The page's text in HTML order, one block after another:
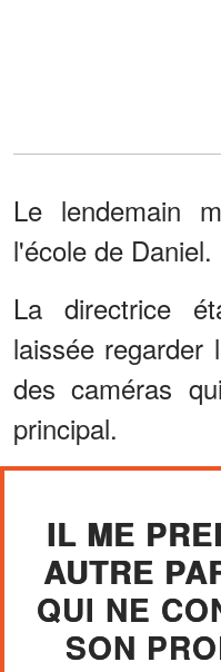
Le lendemain
l'école de Daniel.
La directrice
laissée regarder
des caméras
principal.
IL ME
AUTRE
QUI NE
SON